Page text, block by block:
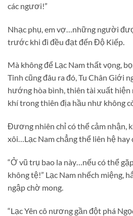
các ngươi!”
Nhạc phụ, em vợ…những người
trước khi đi đều đạt đến Độ Kiếp.
Mà không để Lạc Nam thất vọng,
Tinh cũng đâu ra đó, Tu Chân Giới
hướng hòa bình, thiên tài xuất hiện
khí trong thiên địa hầu như không
Đương nhiên chỉ có thể cảm nhận,
xôi…Lạc Nam chẳng thể liên hệ
“Ở vũ trụ bao la này…nếu có thể
không tệ!” Lạc Nam nhếch miệng,
ngập chờ mong.
“Lạc Yên cô nương gần đột phá